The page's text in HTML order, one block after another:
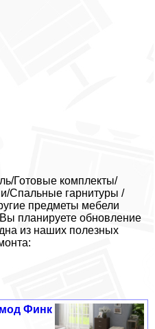
Готовые комплекты/
Спальные гарнитуры /
предметы мебели
планируете обновление
из наших полезных
Финк